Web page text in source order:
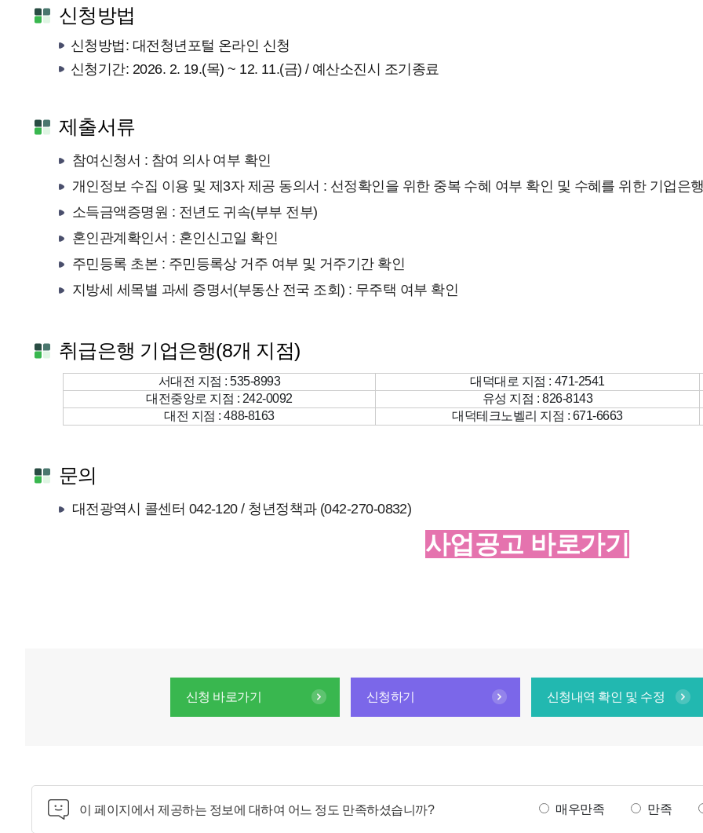
신청방법
신청방법: 대전청년포털 온라인 신청
신청기간: 2026. 2. 19.(목) ~ 12. 11.(금) / 예산소진시 조기종료
제출서류
참여신청서 : 참여 의사 여부 확인
개인정보 수집 이용 및 제3자 제공 동의서 : 선정확인을 위한 중복 수혜 여부 확인 및 수혜를 위한 기업은
소득금액증명원 : 전년도 귀속(부부 전부)
혼인관계확인서 : 혼인신고일 확인
주민등록 초본 : 주민등록상 거주 여부 및 거주기간 확인
지방세 세목별 과세 증명서(부동산 전국 조회) : 무주택 여부 확인
취급은행 기업은행(8개 지점)
서대전 지점 : 535-8993 대덕대로 지점 : 471-2541
대전중앙로 지점 : 242-0092
유성 지점 : 826-8143
대전 지점 : 488-8163
대덕테크노벨리 지점 : 671-6663
문의
대전광역시 콜센터 042-120 / 청년정책과 (042-270-0832)
사업공고 바로가기
신청 바로가기 신청하기 신청내역 확인 및 수정
이 페이지에서 제공하는 정보에 대하여 어느 정도 만족하셨습니까? 매우만족 만족